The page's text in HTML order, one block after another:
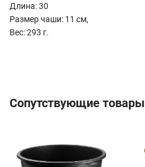
Длина: 30
Размер чаши: 11 см,
Вес: 293 г.
Сопутствующие товары